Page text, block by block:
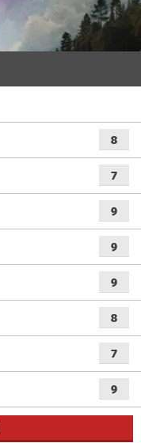
8
7
9
9
9
8
7
9